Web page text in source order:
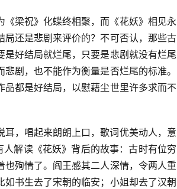
梁祝》化蝶终相聚，而《花妖》相见永
还是悲剧来评价的？不可否认，那些古
好结局就烂尾，只要是悲剧就没有烂尾
剧，也不能作为衡量是否烂尾的标准。
都是好结局，以慰藉尘世里许多求而不
，唱起来朗朗上口，歌词优美动人，意
解读《花妖》背后的故事：古时有位穷
殉情了。阎王感其二人深情，令两人重
书生去了宋朝的临安；小姐却去了汉朝